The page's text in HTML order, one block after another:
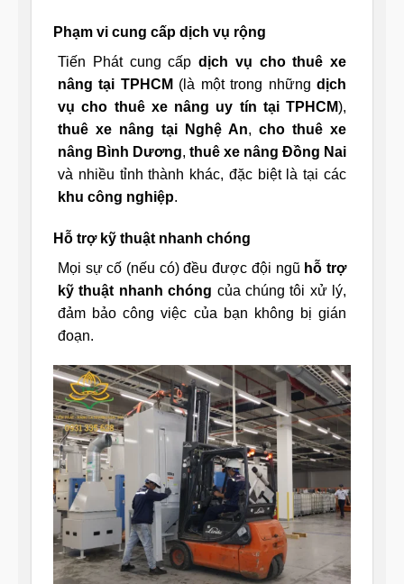
Phạm vi cung cấp dịch vụ rộng
Tiến Phát cung cấp dịch vụ cho thuê xe
nâng tại TPHCM (là một trong nhữngdịch
vụ cho thuê xe nâng uy tín tại TPHCM),
thuê xe nâng tại Nghệ An, cho thuê xe
nâng Bình Dương, thuê xe nâng Đồng Nai
và nhiều tỉnh thành khác, đặc biệt là tại các
khu công nghiệp.
Hỗ trợ kỹ thuật nhanh chóng
Mọi sự cố (nếu có) đều được đội ngũ hỗ trợ
kỹ thuật nhanh chóng của chúng tôi xử lý,
đảm bảo công việc của bạn không bị gián
đoạn.